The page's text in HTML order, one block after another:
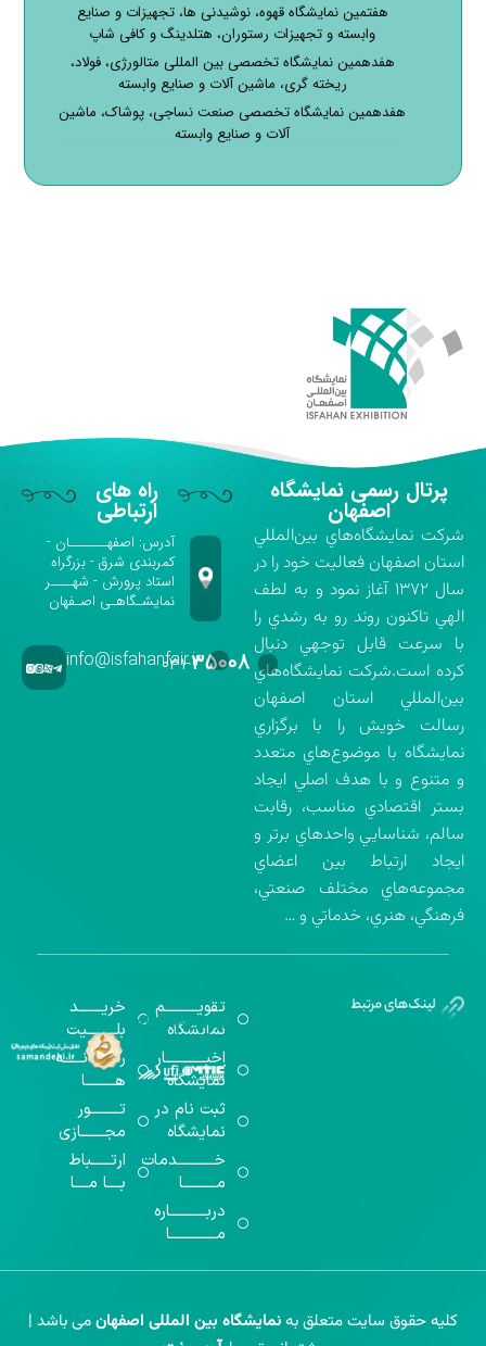
هفتمین نمایشگاه قهوه، نوشیدنی ها، تجهیزات و صنایع
وابسته و تجهیزات رستوران، هتلدینگ و کافی شاپ
هفدهمین نمایشگاه تخصصی بین المللی متالورژی، فولاد،
ریخته گری، ماشین آلات و صنایع وابسته
هفدهمین نمایشگاه تخصصی صنعت نساجی، پوشاک، ماشین
آلات و صنایع وابسته
پرتال رسمی نمایشگاه
اصفهان
شركت نمايشگاه‌هاي بين‌المللي
استان اصفهان فعاليت خود را در
سال ۱۳۷۲ آغاز نمود و به لطف
الهي تاكنون روند رو به رشدي را
با سرعت قابل توجهي دنبال
كرده است.شركت نمايشگاه‌هاي
بين‌المللي استان اصفهان
رسالت خويش را با برگزاري
نمايشگاه با موضوع‌هاي متعدد
و متنوع و با هدف اصلي ايجاد
بستر اقتصادي مناسب، رقابت
سالم، شناسايي واحدهاي برتر و
ايجاد ارتباط بين اعضاي
مجموعه‌هاي مختلف صنعتي،
فرهنگي، هنري، خدماتي و …
راه های
ارتباطی
آدرس: اصفهـــــــان -
کمربندی شرق - بزرگراه
استاد پرورش - شهــــر
نمایشـگاهـی اصـفهان
۰۳۱-۳۵۰۰۸info@isfahanfair.ir
تقویــــــــــم
نمایشگاه
اخبــــــــــــار
نمایشگاه
ثبت نام در
نمایشگاه
خـــــــــــدمات
مــــــــــا
دربـــــــــــاره
مــــــــــــــا
خریـــــــد
بلـــــــــیت
رســـــانــــــه
هـــــــــا
تـــــــــور
مجـــــــازی
ارتــــــباط
بــــا مــــا
گواهینامه‌های
اخذ شده
کلیه حقوق سایت متعلق بهنمایشگاه بین المللی اصفهانمی باشد |